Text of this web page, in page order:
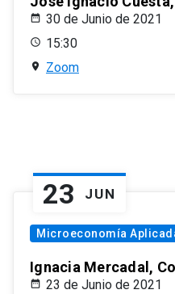
30 de Junio de 2021
15:30
Zoom
23 JUN
Microeconomía
Ignacia Mercadal,
23 de Junio de 2021